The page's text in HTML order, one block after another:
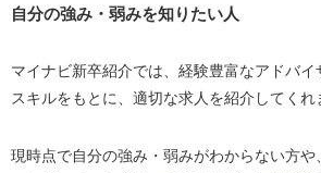
自分の強み・弱みを知りたい人
マイナビ新卒紹介では、経験豊富なアドバイ
スキルをもとに、適切な求人を紹介してくれ
現時点で自分の強み・弱みがわからない方